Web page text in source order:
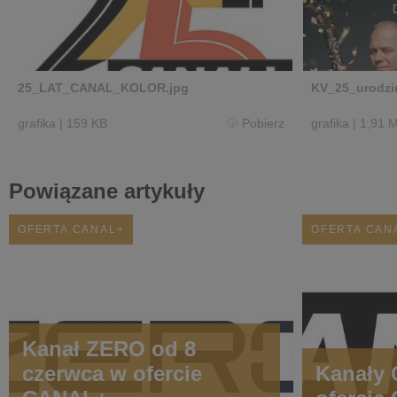
25_LAT_CANAL_KOLOR.jpg
grafika | 159 KB Pobierz grafika | 1,91
Powiązane artykuły
OFERTA CANAL+
Kanał ZERO od 8
czerwca w ofercie
OFERTA
Kanały